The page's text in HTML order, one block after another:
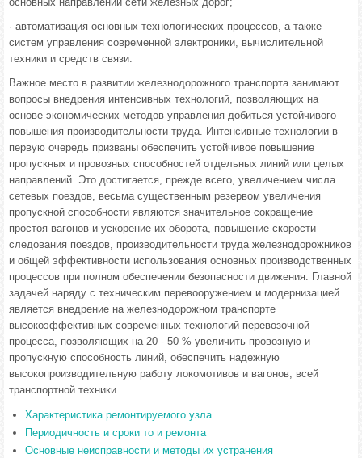
· автоматизация основных технологических процессов, а также
систем управления современной электроники, вычислительной
техники и средств связи.
Важное место в развитии железнодорожного транспорта занимают
вопросы внедрения интенсивных технологий, позволяющих на
основе экономических методов управления добиться устойчивого
повышения производительности труда. Интенсивные технологии в
первую очередь призваны обеспечить устойчивое повышение
пропускных и провозных способностей отдельных линий или целых
направлений. Это достигается, прежде всего, увеличением числа
сетевых поездов, весьма существенным резервом увеличения
пропускной способности являются значительное сокращение
простоя вагонов и ускорение их оборота, повышение скорости
следования поездов, производительности труда железнодорожников
и общей эффективности использования основных производственных
процессов при полном обеспечении безопасности движения. Главной
задачей наряду с техническим перевооружением и модернизацией
является внедрение на железнодорожном транспорте
высокоэффективных современных технологий перевозочной
процесса, позволяющих на 20 - 50 % увеличить провозную и
пропускную способность линий, обеспечить надежную
высокопроизводительную работу локомотивов и вагонов, всей
транспортной техники
Характеристика ремонтируемого узла
Периодичность и сроки то и ремонта
Основные неисправности и методы их устранения